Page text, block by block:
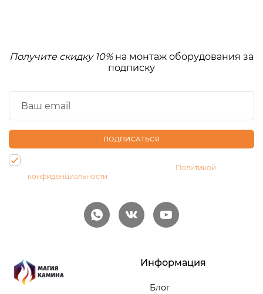
Получите скидку 10%на монтаж оборудования за
подписку
ПОДПИСАТЬСЯ
Политикой
конфиденциальности
Информация
Блог